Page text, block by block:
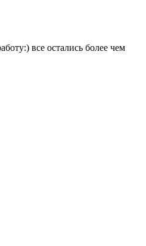
все остались более чем